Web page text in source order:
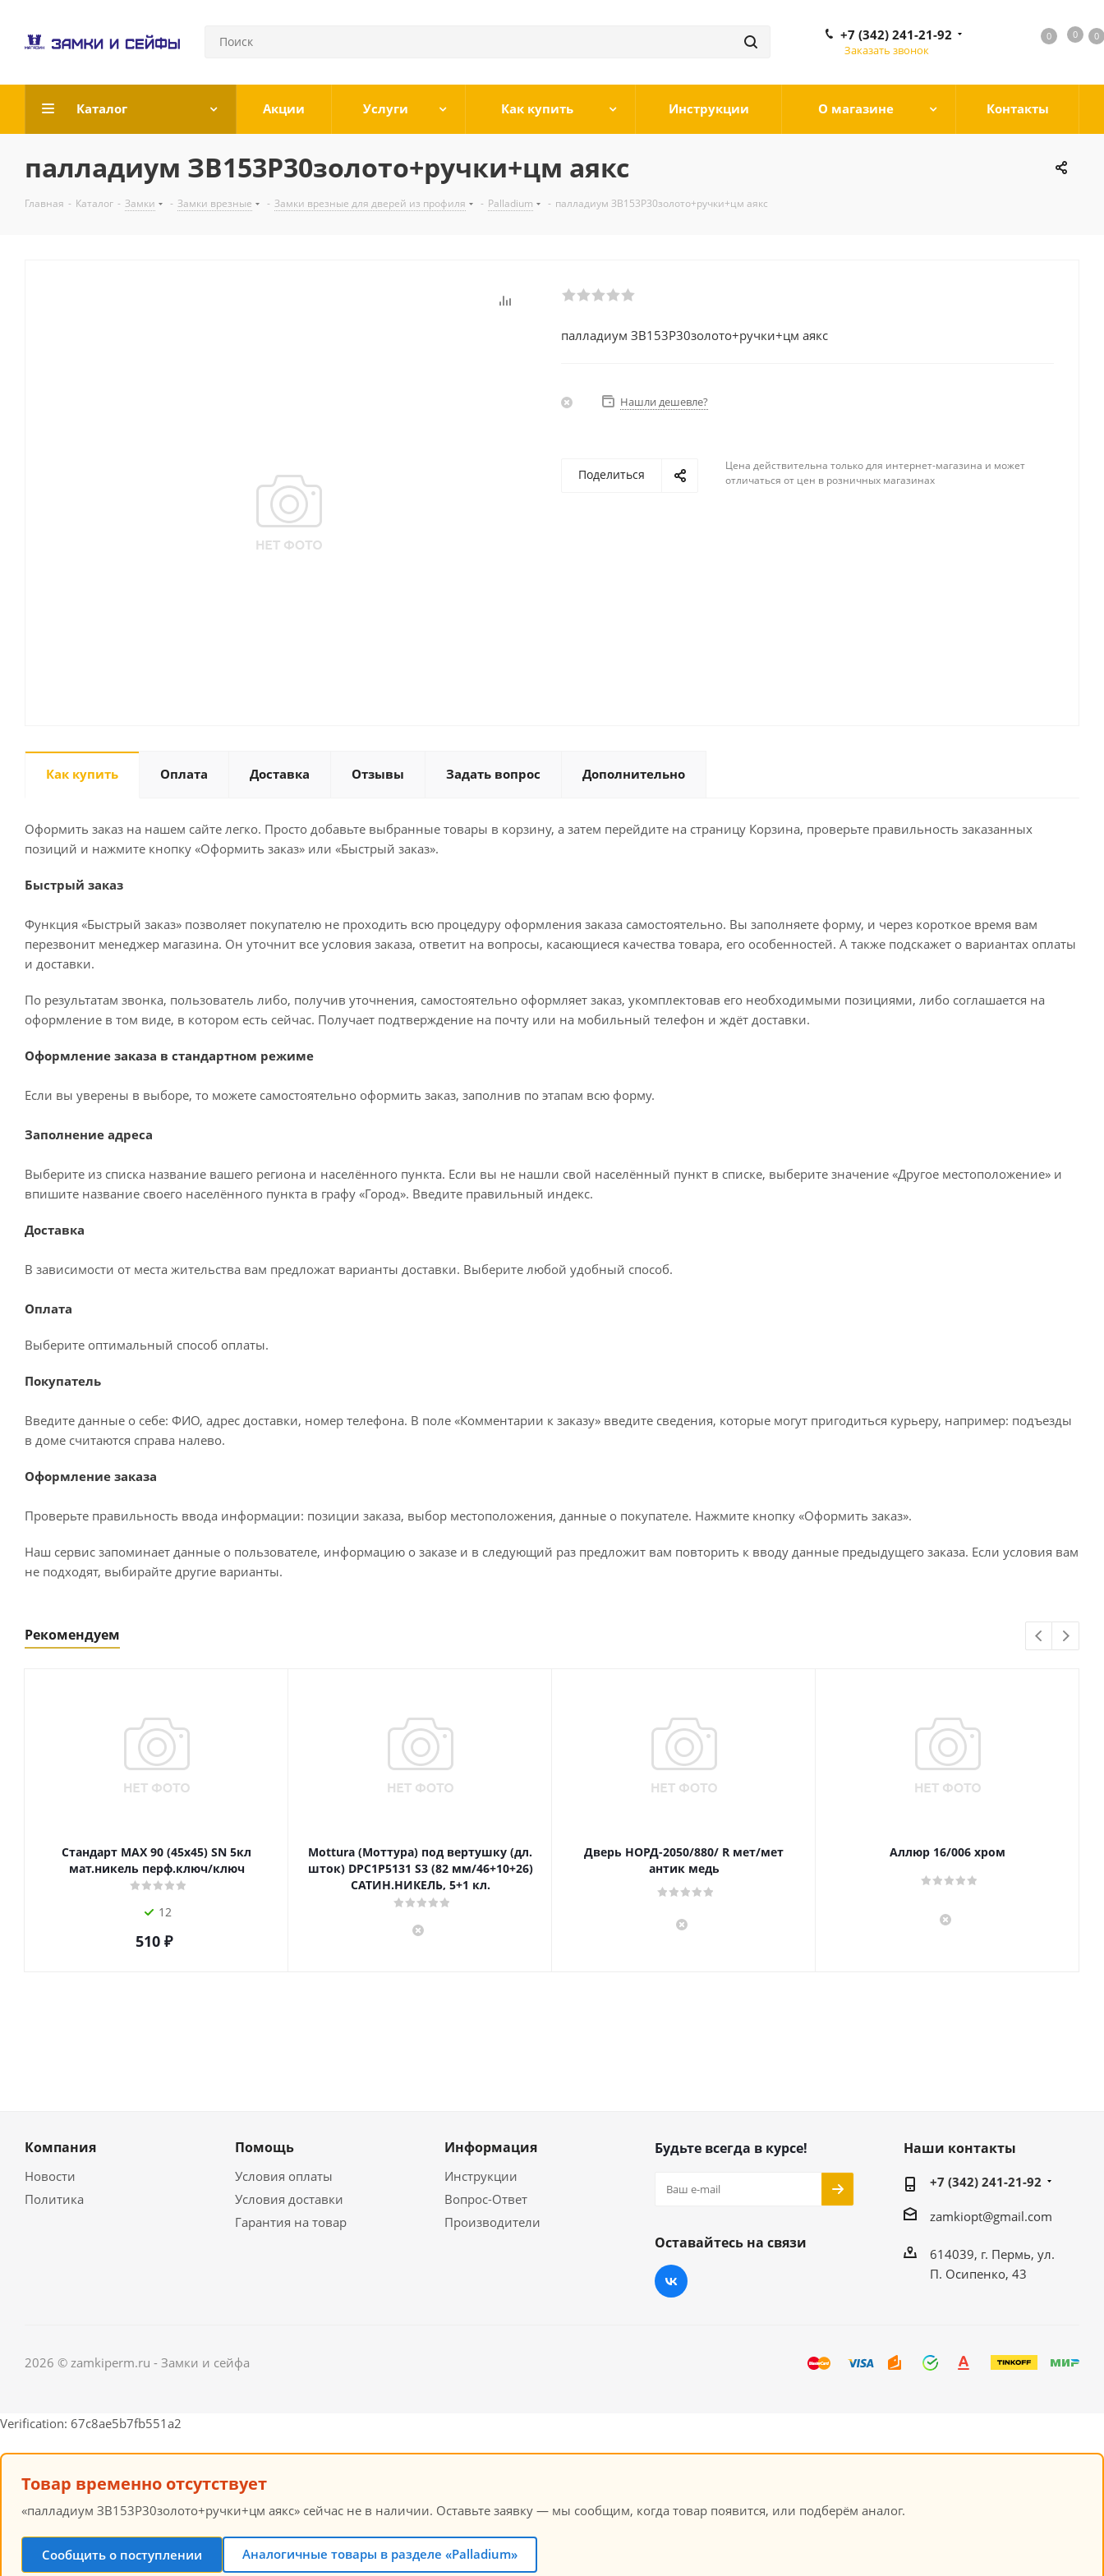
0 0 0
0
+7 (342) 241-21-92
Заказать звонок
Каталог Акции Услуги Как купить Инструкции О магазине Контакты
палладиум ЗВ153Р30золото+ручки+цм аякс
Главная - Каталог - Замки - Замки врезные - Замки врезные для дверей из профиля - Palladium - палладиум ЗВ153Р30золото+ручки+цм аякс
палладиум ЗВ153Р30золото+ручки+цм аякс
Нашли дешевле?
Поделиться
Цена действительна только для интернет-магазина и может
отличаться от цен в розничных магазинах
Как купить Оплата Доставка Отзывы Задать вопрос Дополнительно
Оформить заказ на нашем сайте легко. Просто добавьте выбранные товары в корзину, а затем перейдите на страницу Корзина, проверьте правильность заказанных
позиций и нажмите кнопку «Оформить заказ» или «Быстрый заказ».
Быстрый заказ
Функция «Быстрый заказ» позволяет покупателю не проходить всю процедуру оформления заказа самостоятельно. Вы заполняете форму, и через короткое время вам
перезвонит менеджер магазина. Он уточнит все условия заказа, ответит на вопросы, касающиеся качества товара, его особенностей. А также подскажет о вариантах оплаты
и доставки.
По результатам звонка, пользователь либо, получив уточнения, самостоятельно оформляет заказ, укомплектовав его необходимыми позициями, либо соглашается на
оформление в том виде, в котором есть сейчас. Получает подтверждение на почту или на мобильный телефон и ждёт доставки.
Оформление заказа в стандартном режиме
Если вы уверены в выборе, то можете самостоятельно оформить заказ, заполнив по этапам всю форму.
Заполнение адреса
Выберите из списка название вашего региона и населённого пункта. Если вы не нашли свой населённый пункт в списке, выберите значение «Другое местоположение» и
впишите название своего населённого пункта в графу «Город». Введите правильный индекс.
Доставка
В зависимости от места жительства вам предложат варианты доставки. Выберите любой удобный способ.
Оплата
Выберите оптимальный способ оплаты.
Покупатель
Введите данные о себе: ФИО, адрес доставки, номер телефона. В поле «Комментарии к заказу» введите сведения, которые могут пригодиться курьеру, например: подъезды
в доме считаются справа налево.
Оформление заказа
Проверьте правильность ввода информации: позиции заказа, выбор местоположения, данные о покупателе. Нажмите кнопку «Оформить заказ».
Наш сервис запоминает данные о пользователе, информацию о заказе и в следующий раз предложит вам повторить к вводу данные предыдущего заказа. Если условия вам
не подходят, выбирайте другие варианты.
Рекомендуем
Стандарт MAX 90 (45х45) SN 5кл
мат.никель перф.ключ/ключ
12
510₽
Mottura (Моттура) под вертушку (дл.
шток) DPC1P5131 S3 (82 мм/46+10+26)
САТИН.НИКЕЛЬ, 5+1 кл.
Дверь НОРД-2050/880/ R мет/мет
антик медь
Аллюр 16/006 хром
Компания
Новости
Политика
Помощь
Условия оплаты
Условия доставки
Гарантия на товар
Информация
Инструкции
Вопрос-Ответ
Производители
Будьте всегда в курсе!
Оставайтесь на связи
Наши контакты
+7 (342) 241-21-92
zamkiopt@gmail.com
614039, г. Пермь, ул.
П. Осипенко, 43
2026 © zamkiperm.ru - Замки и сейфа
Verification: 67c8ae5b7fb551a2
Товар временно отсутствует
«палладиум ЗВ153Р30золото+ручки+цм аякс» сейчас не в наличии. Оставьте заявку — мы сообщим, когда товар появится, или подберём аналог.
Сообщить о поступлении Аналогичные товары в разделе «Palladium»